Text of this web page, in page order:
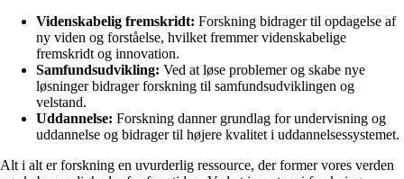
Videnskabelig fremskridt: Forskning bidrager til opdagelse af
ny viden og forståelse, hvilket fremmer videnskabelige
fremskridt og innovation.
Samfundsudvikling: Ved at løse problemer og skabe nye
løsninger bidrager forskning til samfundsudviklingen og
velstand.
Uddannelse: Forskning danner grundlag for undervisning og
uddannelse og bidrager til højere kvalitet i uddannelsessystemet.
Alt i alt er forskning en uvurderlig ressource, der former vores verden